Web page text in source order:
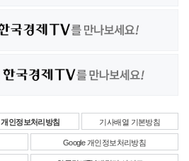
개인정보처리방침 기사배열 기본방침
Google 개인정보처리방침